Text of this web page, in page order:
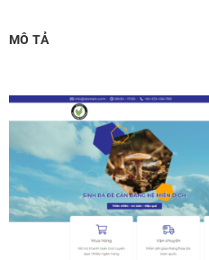
Tên miền quốc tế .com
Tên miền Việt Nam .vn (1
Hosting 2GB SSD (1 năm)
Hosting 4GB SSD (1 năm)
Hosting 8GB SSD (1 năm)
MÔ TẢ